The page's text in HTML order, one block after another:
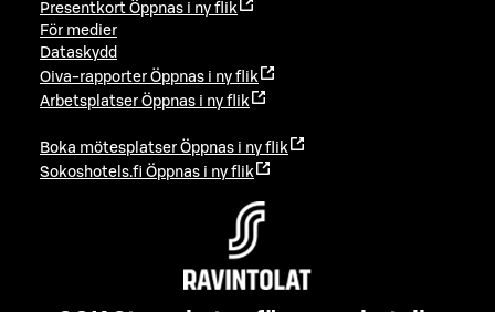
Presentkort Öppnas i ny flik
För medier
Dataskydd
Oiva-rapporter Öppnas i ny flik
Arbetsplatser Öppnas i ny flik
Boka mötesplatser Öppnas i ny flik
Sokoshotels.fi Öppnas i ny flik